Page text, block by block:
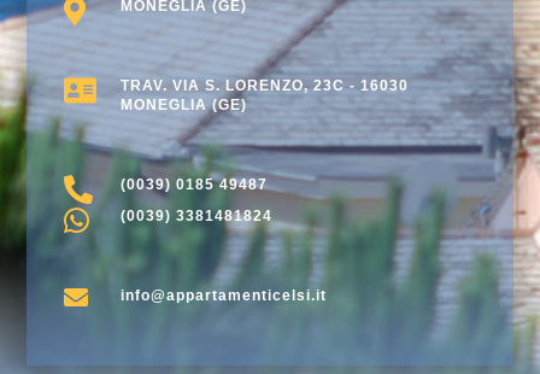
 MONEGLIA (GE)

TRAV. VIA S. LORENZO, 23C - 16030
MONEGLIA (GE)
 (0039) 0185 49487
 (0039) 3381481824
 info@appartamenticelsi.it